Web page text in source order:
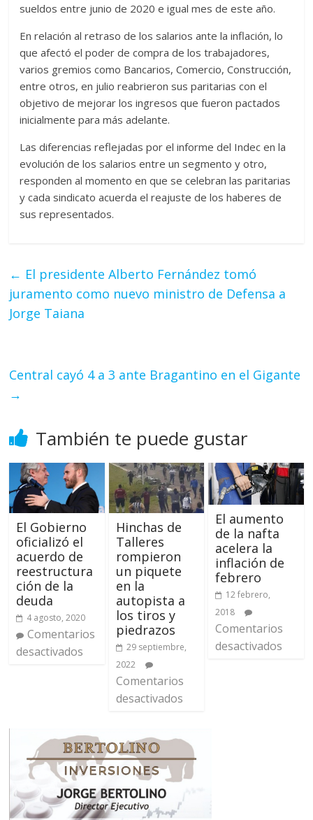
sueldos entre junio de 2020 e igual mes de este año.
En relación al retraso de los salarios ante la inflación, lo
que afectó el poder de compra de los trabajadores,
varios gremios como Bancarios, Comercio, Construcción,
entre otros, en julio reabrieron sus paritarias con el
objetivo de mejorar los ingresos que fueron pactados
inicialmente para más adelante.
Las diferencias reflejadas por el informe del Indec en la
evolución de los salarios entre un segmento y otro,
responden al momento en que se celebran las paritarias
y cada sindicato acuerda el reajuste de los haberes de
sus representados.
← El presidente Alberto Fernández tomó
juramento como nuevo ministro de Defensa a
Jorge Taiana
Central cayó 4 a 3 ante Bragantino en el Gigante
→
También te puede gustar
El Gobierno
oficializó el
acuerdo de
reestructura
ción de la
deuda
4 agosto, 2020
Comentarios
desactivados
Hinchas de
Talleres
rompieron
un piquete
en la
autopista a
los tiros y
piedrazos
29 septiembre,
2022
Comentarios
desactivados
El aumento
de la nafta
acelera la
inflación de
febrero
12 febrero,
2018
Comentarios
desactivados